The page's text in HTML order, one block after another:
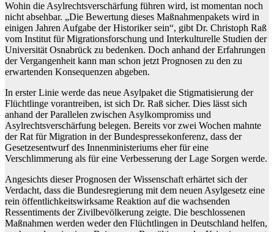
Wohin die Asylrechtsverschärfung führen wird, ist momentan noch
nicht absehbar. „Die Bewertung dieses Maßnahmenpakets wird in
einigen Jahren Aufgabe der Historiker sein“, gibt Dr. Christoph Raß
vom Institut für Migrationsforschung und Interkulturelle Studien der
Universität Osnabrück zu bedenken. Doch anhand der Erfahrungen
der Vergangenheit kann man schon jetzt Prognosen zu den zu
erwartenden Konsequenzen abgeben.
In erster Linie werde das neue Asylpaket die Stigmatisierung der
Flüchtlinge vorantreiben, ist sich Dr. Raß sicher. Dies lässt sich
anhand der Parallelen zwischen Asylkompromiss und
Asylrechtsverschärfung belegen. Bereits vor zwei Wochen mahnte
der Rat für Migration in der Bundespressekonferenz, dass der
Gesetzesentwurf des Innenministeriums eher für eine
Verschlimmerung als für eine Verbesserung der Lage Sorgen werde.
Angesichts dieser Prognosen der Wissenschaft erhärtet sich der
Verdacht, dass die Bundesregierung mit dem neuen Asylgesetz eine
rein öffentlichkeitswirksame Reaktion auf die wachsenden
Ressentiments der Zivilbevölkerung zeigte. Die beschlossenen
Maßnahmen werden weder den Flüchtlingen in Deutschland helfen,